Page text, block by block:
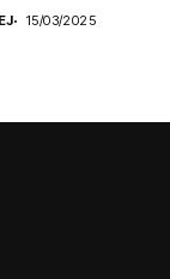
15/03/2025